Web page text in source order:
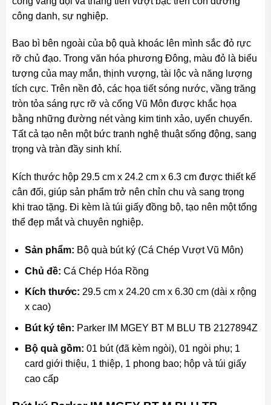
công danh, sự nghiệp.
Bao bì bên ngoài của bộ quà khoác lên mình sắc đỏ rực
rỡ chủ đạo. Trong văn hóa phương Đông, màu đỏ là biểu
tượng của may mắn, thịnh vượng, tài lộc và năng lượng
tích cực. Trên nền đỏ, các họa tiết sóng nước, vầng trăng
tròn tỏa sáng rực rỡ và cổng Vũ Môn được khắc họa
bằng những đường nét vàng kim tinh xảo, uyển chuyển.
Tất cả tạo nên một bức tranh nghệ thuật sống động, sang
trọng và tràn đầy sinh khí.
Kích thước hộp 29.5 cm x 24.2 cm x 6.3 cm được thiết kế
cân đối, giúp sản phẩm trở nên chỉn chu và sang trọng
khi trao tặng. Đi kèm là túi giấy đồng bộ, tạo nên một tổng
thể đẹp mắt và chuyên nghiệp.
Sản phẩm: Bộ quà bút ký (Cá Chép Vượt Vũ Môn)
Chủ đề: Cá Chép Hóa Rồng
Kích thước: 29.5 cm x 24.20 cm x 6.30 cm (dài x rộng
x cao)
Bút ký tên: Parker IM MGEY BT M BLU TB 2127894Z
Bộ quà gồm: 01 bút (đã kèm ngòi), 01 ngòi phụ; 1
card giới thiệu, 1 thiệp, 1 phong bao; hộp và túi giấy
cao cấp